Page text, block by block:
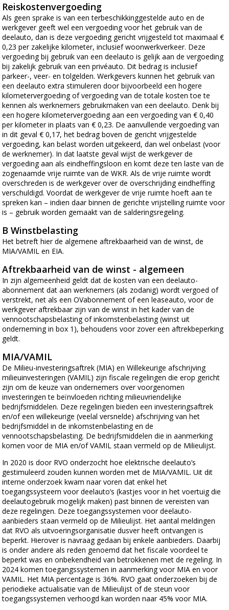
Reiskostenvergoeding
Als geen sprake is van een terbeschikkinggestelde auto en de
werkgever geeft wel een vergoeding voor het gebruik van de
deelauto, dan is deze vergoeding gericht vrijgesteld tot maximaal €
0,23 per zakelijke kilometer, inclusief woonwerkverkeer. Deze
vergoeding bij gebruik van een deelauto is gelijk aan de vergoeding
bij zakelijk gebruik van een privéauto. Dit bedrag is inclusief
parkeer-, veer- en tolgelden. Werkgevers kunnen het gebruik van
een deelauto extra stimuleren door bijvoorbeeld een hogere
kilometervergoeding of vergoeding van de totale kosten toe te
kennen als werknemers gebruikmaken van een deelauto. Denk bij
een hogere kilometervergoeding aan een vergoeding van € 0,40
per kilometer in plaats van € 0,23. De aanvullende vergoeding van
in dit geval € 0,17, het bedrag boven de gericht vrijgestelde
vergoeding, kan belast worden uitgekeerd, dan wel onbelast (voor
de werknemer). In dat laatste geval wijst de werkgever de
vergoeding aan als eindheffingsloon en komt deze ten laste van de
zogenaamde vrije ruimte van de WKR. Als de vrije ruimte wordt
overschreden is de werkgever over de overschrijding eindheffing
verschuldigd. Voordat de werkgever de vrije ruimte hoeft aan te
spreken kan – indien daar binnen de gerichte vrijstelling ruimte voor
is – gebruik worden gemaakt van de salderingsregeling.
B Winstbelasting
Het betreft hier de algemene aftrekbaarheid van de winst, de
MIA/VAMIL en EIA.
Aftrekbaarheid van de winst - algemeen
In zijn algemeenheid geldt dat de kosten van een deelauto-
abonnement dat aan werknemers (als zodanig) wordt vergoed of
verstrekt, net als een OVabonnement of een leaseauto, voor de
werkgever aftrekbaar zijn van de winst in het kader van de
vennootschapsbelasting of inkomstenbelasting (winst uit
onderneming in box 1), behoudens voor zover een aftrekbeperking
geldt.
MIA/VAMIL
De Milieu-investeringsaftrek (MIA) en Willekeurige afschrijving
milieuinvesteringen (VAMIL) zijn fiscale regelingen die erop gericht
zijn om de keuze van ondernemers over voorgenomen
investeringen te beïnvloeden richting milieuvriendelijke
bedrijfsmiddelen. Deze regelingen bieden een investeringsaftrek
en/of een willekeurige (veelal versnelde) afschrijving van het
bedrijfsmiddel in de inkomstenbelasting en de
vennootschapsbelasting. De bedrijfsmiddelen die in aanmerking
komen voor de MIA en/of VAMIL staan vermeld op de Milieulijst.
In 2020 is door RVO onderzocht hoe elektrische deelauto’s
gestimuleerd zouden kunnen worden met de MIA/VAMIL. Uit dit
interne onderzoek kwam naar voren dat enkel het
toegangssysteem voor deelauto’s (kastjes voor in het voertuig die
deelautogebruik mogelijk maken) past binnen de vereisten van
deze regelingen. Deze toegangssystemen voor deelauto-
aanbieders staan vermeld op de Milieulijst. Het aantal meldingen
dat RVO als uitvoeringsorganisatie dusver heeft ontvangen is
beperkt. Hierover is navraag gedaan bij enkele aanbieders. Daarbij
is onder andere als reden genoemd dat het fiscale voordeel te
beperkt was en onbekendheid van betrokkenen met de regeling. In
2024 komen toegangssystemen in aanmerking voor MIA en voor
VAMIL. Het MIA percentage is 36%. RVO gaat onderzoeken bij de
periodieke actualisatie van de Milieulijst of de steun voor
toegangssystemen verhoogd kan worden naar 45% voor MIA.